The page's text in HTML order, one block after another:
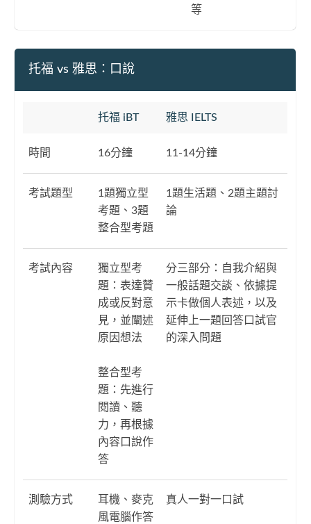
等
托福 vs 雅思：口說
托福 iBT 雅思 IELTS
時間 16分鐘 11-14分鐘
考試題型
1題獨立型
考題、3題
整合型考題
1題生活題、2題主題討
論
考試內容
獨立型考
題：表達贊
成或反對意
見，並闡述
原因想法
整合型考
題：先進行
閱讀、聽
力，再根據
內容口說作
答
分三部分：自我介紹與
一般話題交談、依據提
示卡做個人表述，以及
延伸上一題回答口試官
的深入問題
測驗方式
耳機、麥克
風電腦作答
真人一對一口試